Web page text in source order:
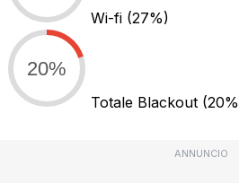
Wi-fi (27%)
20%
Totale Blackout
ANNUNCIO